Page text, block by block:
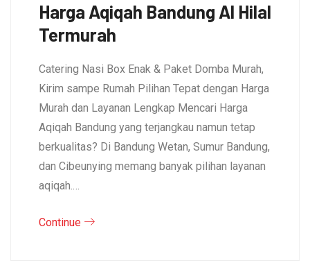
Harga Aqiqah Bandung Al Hilal
Termurah
Catering Nasi Box Enak & Paket Domba Murah,
Kirim sampe Rumah Pilihan Tepat dengan Harga
Murah dan Layanan Lengkap Mencari Harga
Aqiqah Bandung yang terjangkau namun tetap
berkualitas? Di Bandung Wetan, Sumur Bandung,
dan Cibeunying memang banyak pilihan layanan
aqiqah.…
Continue